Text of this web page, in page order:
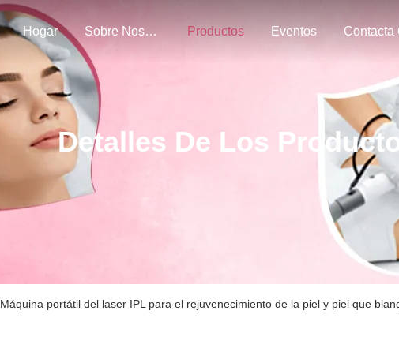
Hogar Sobre Nosotros Productos Eventos
Detalles De Los
Máquina portátil del laser IPL para el rejuvenecimiento de la piel y piel que